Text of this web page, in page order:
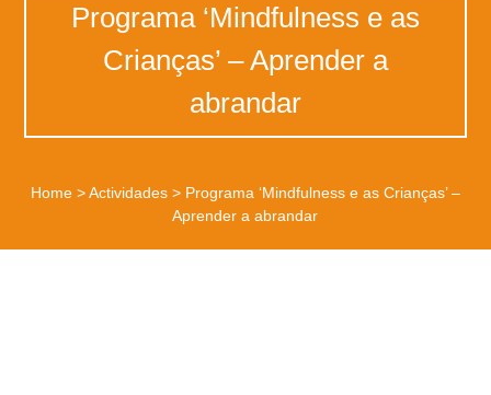
Programa ‘Mindfulness e as
Crianças’ – Aprender a
abrandar
Home>Actividades> Programa ‘Mindfulness e as Crianças’ –
Aprender a abrandar